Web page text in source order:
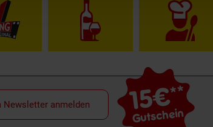
15€**
Gutschein
Newsletter anmelden